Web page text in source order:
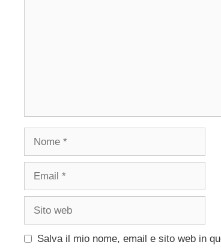
Nome
Email
Sito
Salva il mio nome, email e sito web in